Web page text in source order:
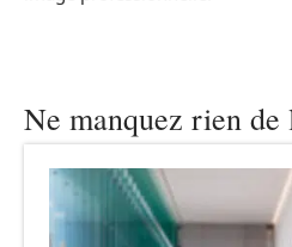
Ne manquez rien de